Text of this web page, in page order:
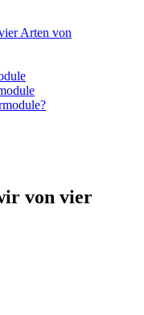
Arten von
von vier